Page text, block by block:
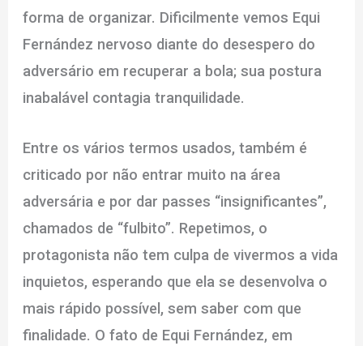
forma de organizar. Dificilmente vemos Equi
Fernández nervoso diante do desespero do
adversário em recuperar a bola; sua postura
inabalável contagia tranquilidade.
Entre os vários termos usados, também é
criticado por não entrar muito na área
adversária e por dar passes “insignificantes”,
chamados de “fulbito”. Repetimos, o
protagonista não tem culpa de vivermos a vida
inquietos, esperando que ela se desenvolva o
mais rápido possível, sem saber com que
finalidade. O fato de Equi Fernández, em